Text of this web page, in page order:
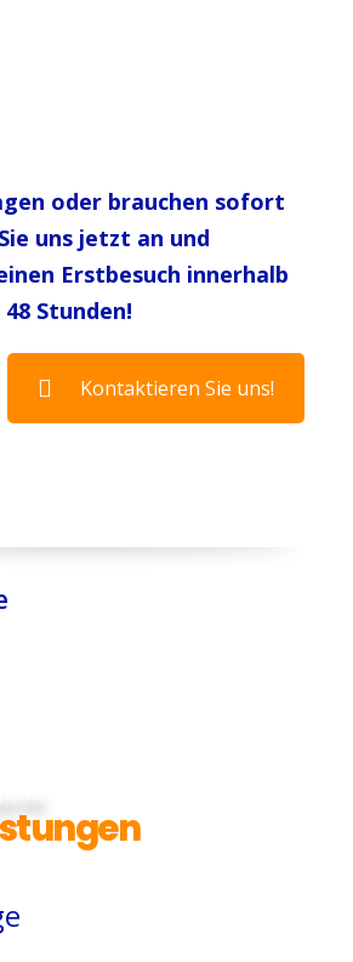
oder brauchen sofort
uns jetzt an und
Erstbesuch innerhalb
Stunden!
Kontaktieren Sie uns!